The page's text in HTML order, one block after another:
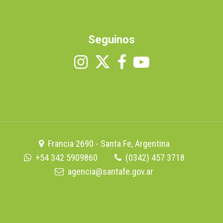
Seguinos
Francia 2690 - Santa Fe, Argentina
+54 342 5909860
(0342) 457 3718
agencia@santafe.gov.ar